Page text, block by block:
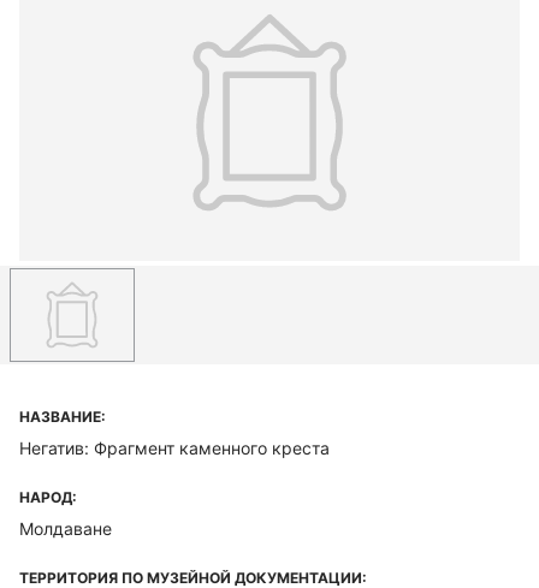
НАЗВАНИЕ:
Негатив: Фрагмент каменного креста
НАРОД:
Молдаване
ТЕРРИТОРИЯ ПО МУЗЕЙНОЙ ДОКУМЕНТАЦИИ: